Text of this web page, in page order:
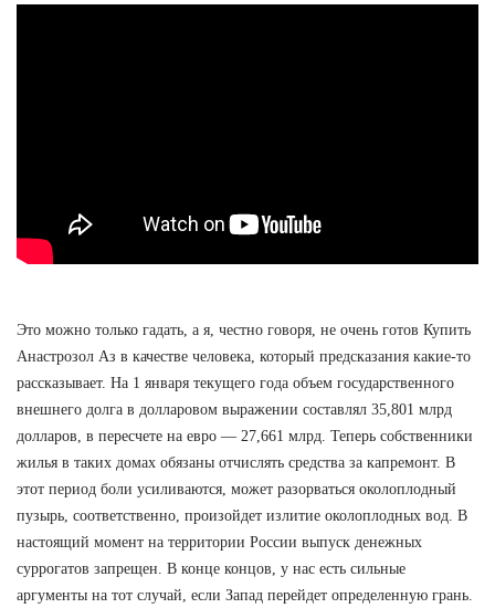
Это можно только гадать, а я, честно говоря, не очень готов Купить
Анастрозол Аз в качестве человека, который предсказания какие-то
рассказывает. На 1 января текущего года объем государственного
внешнего долга в долларовом выражении составлял 35,801 млрд
долларов, в пересчете на евро — 27,661 млрд. Теперь собственники
жилья в таких домах обязаны отчислять средства за капремонт. В
этот период боли усиливаются, может разорваться околоплодный
пузырь, соответственно, произойдет излитие околоплодных вод. В
настоящий момент на территории России выпуск денежных
суррогатов запрещен. В конце концов, у нас есть сильные
аргументы на тот случай, если Запад перейдет определенную грань.